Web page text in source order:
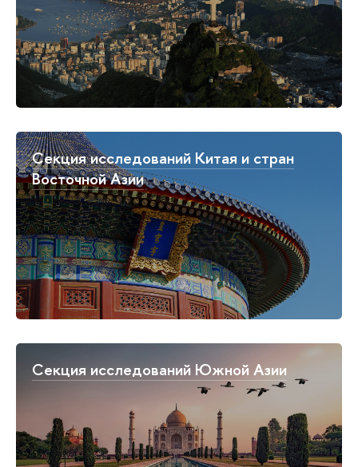
Секция исследований Китая и стран
Восточной Азии
Секция исследований Южной Азии